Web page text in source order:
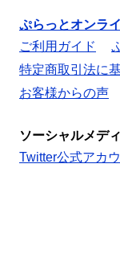
ぷらっとオンラ
ご利用ガイド
特定商取引法に
お客様からの声
ソーシャルメデ
Twitter公式アカ